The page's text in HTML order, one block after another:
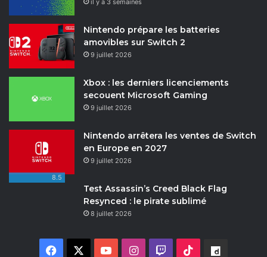
Nintendo prépare les batteries
amovibles sur Switch 2
9 juillet 2026
Xbox : les derniers licenciements
secouent Microsoft Gaming
9 juillet 2026
Nintendo arrêtera les ventes de Switch
en Europe en 2027
9 juillet 2026
8.5
Test Assassin’s Creed Black Flag
Resynced : le pirate sublimé
8 juillet 2026
Facebook YouTubeInstagram
Twitch TikTok